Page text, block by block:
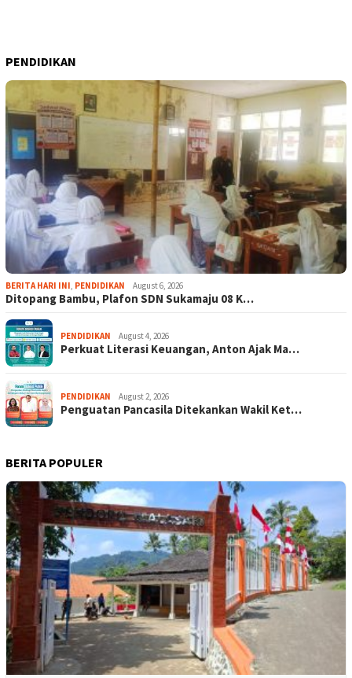
PENDIDIKAN
BERITA HARI INI, PENDIDIKAN August 6, 2026
Ditopang Bambu, Plafon SDN Sukamaju 08 K…
PENDIDIKAN August 4, 2026
Perkuat Literasi Keuangan, Anton Ajak Ma…
PENDIDIKAN August 2, 2026
Penguatan Pancasila Ditekankan Wakil Ket…
BERITA POPULER